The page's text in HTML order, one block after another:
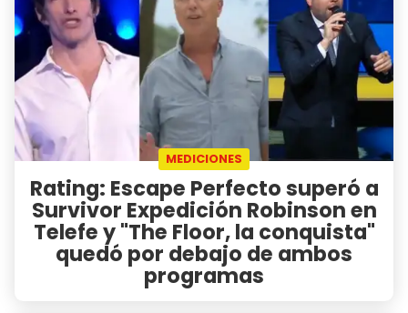
MEDICIONES
Rating: Escape Perfecto superó a
Survivor Expedición Robinson en
Telefe y "The Floor, la conquista"
quedó por debajo de ambos
programas